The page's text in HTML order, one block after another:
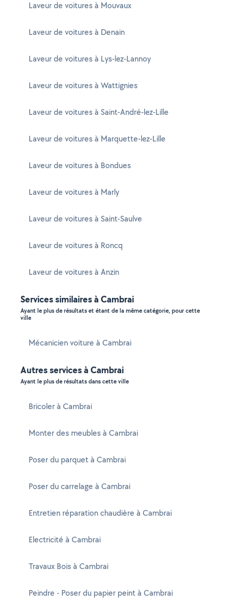
Laveur de voitures à Mouvaux
Laveur de voitures à Denain
Laveur de voitures à Lys-lez-Lannoy
Laveur de voitures à Wattignies
Laveur de voitures à Saint-André-lez-Lille
Laveur de voitures à Marquette-lez-Lille
Laveur de voitures à Bondues
Laveur de voitures à Marly
Laveur de voitures à Saint-Saulve
Laveur de voitures à Roncq
Laveur de voitures à Anzin
Services similaires à Cambrai
Ayant le plus de résultats et étant de la même catégorie, pour cette
ville
Mécanicien voiture à Cambrai
Autres services à Cambrai
Ayant le plus de résultats dans cette ville
Bricoler à Cambrai
Monter des meubles à Cambrai
Poser du parquet à Cambrai
Poser du carrelage à Cambrai
Entretien réparation chaudière à Cambrai
Electricité à Cambrai
Travaux Bois à Cambrai
Peindre - Poser du papier peint à Cambrai